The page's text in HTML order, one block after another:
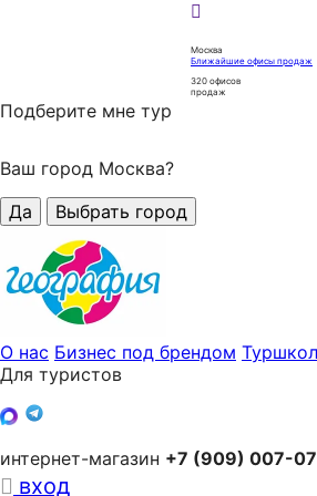
Москва
Ближайшие офисы продаж
320 офисов
продаж
Подберите мне тур
Ваш город Москва?
Да
Выбрать город
О нас Бизнес под брендом
Для туристов
интернет-магазин +7 (909) 007-
вход